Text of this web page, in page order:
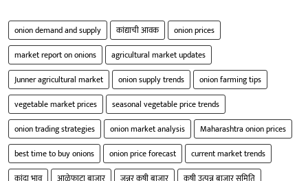
onion demand and supply कांद्याची आवक
onion prices
market report on onions
agricultural market updates
Junner agricultural market
onion supply trends
onion farming tips
vegetable market prices
seasonal vegetable price trends
onion trading strategies
onion market analysis
Maharashtra onion prices
best time to buy onions
onion price forecast
current market trends
कांदा भाव
आळेफाटा बाजार जुन्नर कृषी बाजार
कृषी उत्पन्न बाजार समिति